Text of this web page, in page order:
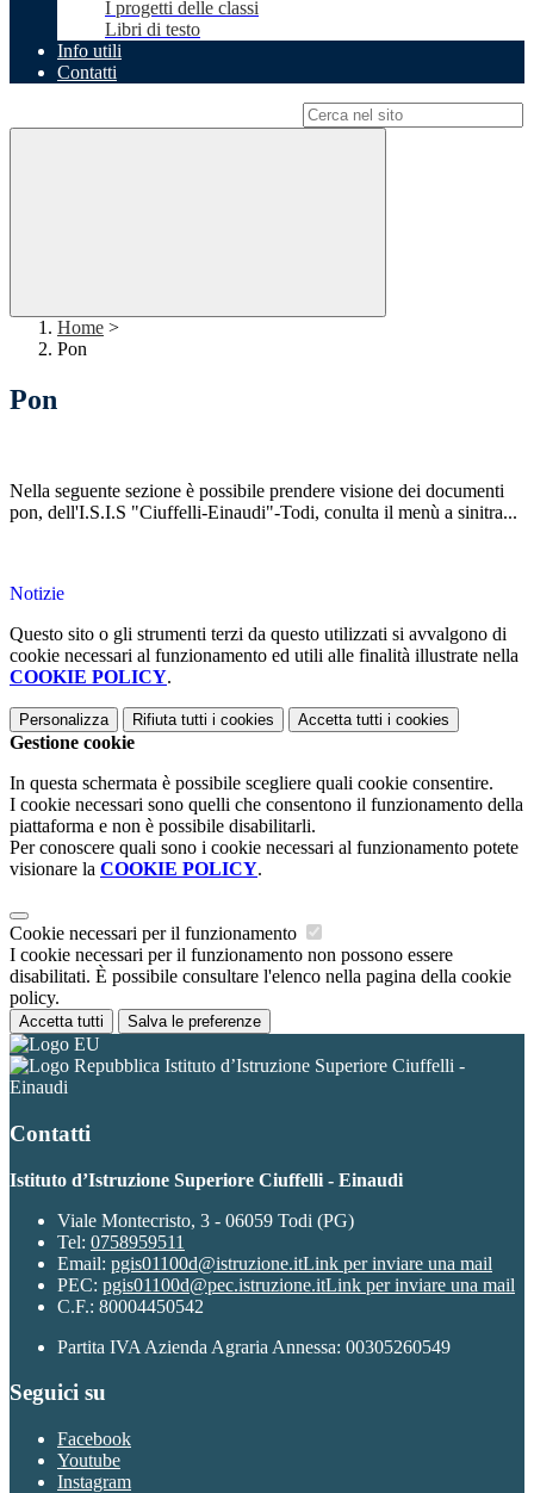
I progetti delle classi
Libri di testo
Info utili
Contatti
Home >
Pon
Pon
Nella seguente sezione è possibile prendere visione dei documenti
pon, dell'I.S.I.S "Ciuffelli-Einaudi"-Todi, conulta il menù a sinitra...
Notizie
Questo sito o gli strumenti terzi da questo utilizzati si avvalgono di
cookie necessari al funzionamento ed utili alle finalità illustrate nella
COOKIE POLICY.
Personalizza Rifiuta tutti i cookies Accetta tutti i cookies
Gestione cookie
In questa schermata è possibile scegliere quali cookie consentire.
I cookie necessari sono quelli che consentono il funzionamento della
piattaforma e non è possibile disabilitarli.
Per conoscere quali sono i cookie necessari al funzionamento potete
visionare la COOKIE POLICY.
Cookie necessari per il funzionamento
I cookie necessari per il funzionamento non possono essere
disabilitati. È possibile consultare l'elenco nella pagina della cookie
policy.
Accetta tutti Salva le preferenze
Istituto d’Istruzione Superiore Ciuffelli -
Einaudi
Contatti
Istituto d’Istruzione Superiore Ciuffelli - Einaudi
Viale Montecristo, 3 - 06059 Todi (PG)
Tel: 0758959511
Email: pgis01100d@istruzione.itLink per inviare una mail
PEC: pgis01100d@pec.istruzione.itLink per inviare una mail
C.F.: 80004450542
Partita IVA Azienda Agraria Annessa: 00305260549
Seguici su
Facebook
Youtube
Instagram